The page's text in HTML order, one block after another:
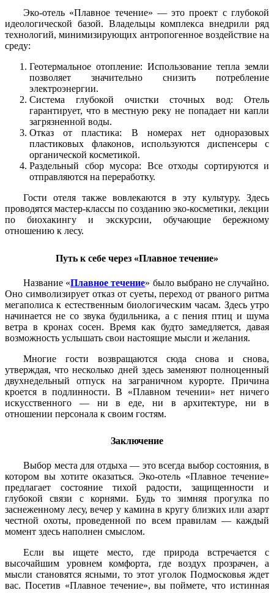
Эко-отель «Плавное течение» — это проект с глубокой
идеологической базой. Владельцы комплекса внедрили ряд
технологий, минимизирующих антропогенное воздействие на
среду:
Геотермальное отопление: Использование тепла земли
позволяет значительно снизить потребление
электроэнергии.
Система глубокой очистки сточных вод: Отель
гарантирует, что в местную реку не попадает ни капли
загрязненной воды.
Отказ от пластика: В номерах нет одноразовых
пластиковых флаконов, используются диспенсеры с
органической косметикой.
Раздельный сбор мусора: Все отходы сортируются и
отправляются на переработку.
Гости отеля также вовлекаются в эту культуру. Здесь
проводятся мастер-классы по созданию эко-косметики, лекции
по биохакингу и экскурсии, обучающие бережному
отношению к лесу.
Путь к себе через «Плавное течение»
Название «Плавное течение» было выбрано не случайно.
Оно символизирует отказ от суеты, переход от рваного ритма
мегаполиса к естественным биологическим часам. Здесь утро
начинается не со звука будильника, а с пения птиц и шума
ветра в кронах сосен. Время как будто замедляется, давая
возможность услышать свои настоящие мысли и желания.
Многие гости возвращаются сюда снова и снова,
утверждая, что несколько дней здесь заменяют полноценный
двухнедельный отпуск на заграничном курорте. Причина
кроется в подлинности. В «Плавном течении» нет ничего
искусственного — ни в еде, ни в архитектуре, ни в
отношении персонала к своим гостям.
Заключение
Выбор места для отдыха — это всегда выбор состояния, в
котором вы хотите оказаться. Эко-отель «Плавное течение»
предлагает состояние тихой радости, защищенности и
глубокой связи с корнями. Будь то зимняя прогулка по
заснеженному лесу, вечер у камина в кругу близких или азарт
честной охоты, проведенной по всем правилам — каждый
момент здесь наполнен смыслом.
Если вы ищете место, где природа встречается с
высочайшим уровнем комфорта, где воздух прозрачен, а
мысли становятся ясными, то этот уголок Подмосковья ждет
вас. Посетив «Плавное течение», вы поймете, что истинная